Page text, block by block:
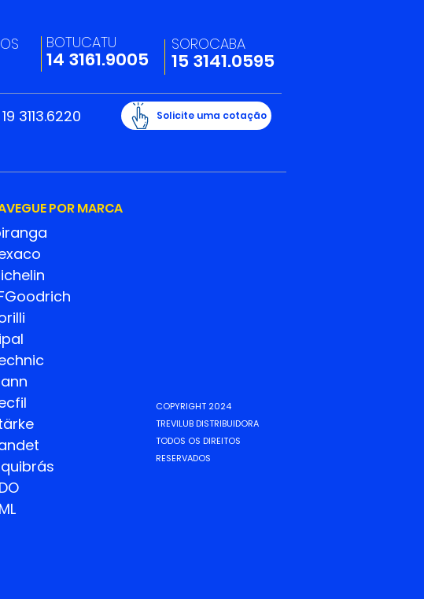
e propósito- Confira as
fotos oficiais do evento!
BOTUCATU
14 3161.9005
SOROCABA
15 3141.0595
19 3113.6220
POR MARCA
COPYRIGHT 2024
TREVILUB DISTRIBUIDORA
TODOS OS DIREITOS
RESERVADOS
Solicite uma cotação